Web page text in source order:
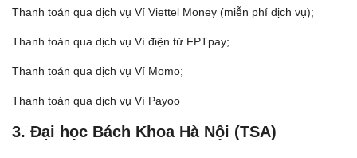
Thanh toán qua dịch vụ Ví Viettel Money (miễn phí dịch vụ);
Thanh toán qua dịch vụ Ví điện tử FPTpay;
Thanh toán qua dịch vụ Ví Momo;
Thanh toán qua dịch vụ Ví Payoo
3. Đại học Bách Khoa Hà Nội (TSA)